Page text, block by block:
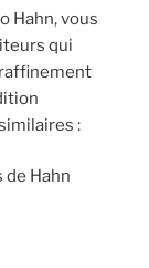
Hahn, vous
qui
:
Hahn